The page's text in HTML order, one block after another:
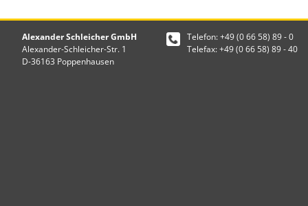
Alexander Schleicher GmbH
Alexander-Schleicher-Str. 1
D-36163 Poppenhausen
Telefon: +49 (0 66 58) 89 - 0
Telefax: +49 (0 66 58) 89 - 40